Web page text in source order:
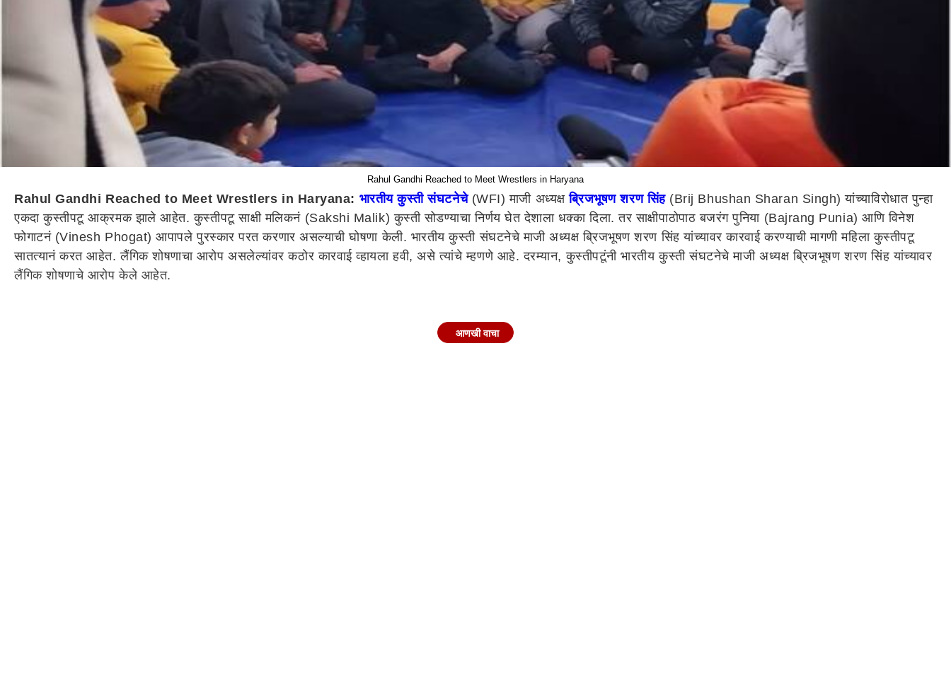
Rahul Gandhi Reached to Meet Wrestlers in Haryana
Rahul Gandhi Reached to Meet Wrestlers in Haryana: भारतीय कुस्ती संघटनेचे(WFI) माजी अध्यक्षब्रिजभूषण शरण सिंह(Brij Bhushan Sharan Singh) यांच्याविरोधात पुन्हा
एकदा कुस्तीपटू आक्रमक झाले आहेत. कुस्तीपटू साक्षी मलिकनं (Sakshi Malik) कुस्ती सोडण्याचा निर्णय घेत देशाला धक्का दिला. तर साक्षीपाठोपाठ बजरंग पुनिया (Bajrang Punia) आणि विनेश
फोगाटनं (Vinesh Phogat) आपापले पुरस्कार परत करणार असल्याची घोषणा केली. भारतीय कुस्ती संघटनेचे माजी अध्यक्ष ब्रिजभूषण शरण सिंह यांच्यावर कारवाई करण्याची मागणी महिला कुस्तीपटू
सातत्यानं करत आहेत. लैंगिक शोषणाचा आरोप असलेल्यांवर कठोर कारवाई व्हायला हवी, असे त्यांचे म्हणणे आहे. दरम्यान, कुस्तीपटूंनी भारतीय कुस्ती संघटनेचे माजी अध्यक्ष ब्रिजभूषण शरण सिंह यांच्यावर
लैंगिक शोषणाचे आरोप केले आहेत.
आणखी वाचा